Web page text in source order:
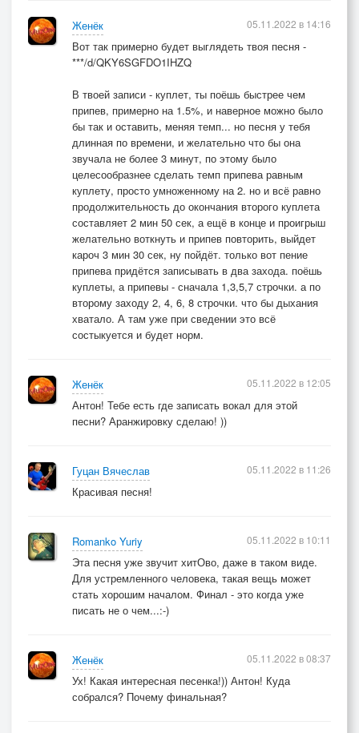
Женёк
Вот так примерно будет выглядеть твоя песня -
***/d/QKY6SGFDO1IHZQ
В твоей записи - куплет, ты поёшь быстрее чем
припев, примерно на 1.5%, и наверное можно было
бы так и оставить, меняя темп... но песня у тебя
длинная по времени, и желательно что бы она
звучала не более 3 минут, по этому было
целесообразнее сделать темп припева равным
куплету, просто умноженному на 2. но и всё равно
продолжительность до окончания второго куплета
составляет 2 мин 50 сек, а ещё в конце и проигрыш
желательно воткнуть и припев повторить, выйдет
кароч 3 мин 30 сек, ну пойдёт. только вот пение
припева придётся записывать в два захода. поёшь
куплеты, а припевы - сначала 1,3,5,7 строчки. а по
второму заходу 2, 4, 6, 8 строчки. что бы дыхания
хватало. А там уже при сведении это всё
состыкуется и будет норм.
05.11.2022 в 14:16
Женёк
Антон! Тебе есть где записать вокал для этой
песни? Аранжировку сделаю! ))
05.11.2022 в 12:05
Гуцан Вячеслав
Красивая песня!
05.11.2022 в 11:26
Romanko Yuriy
Эта песня уже звучит хитОво, даже в таком виде.
Для устремленного человека, такая вещь может
стать хорошим началом. Финал - это когда уже
писать не о чем...:-)
05.11.2022 в 10:11
Женёк
Ух! Какая интересная песенка!)) Антон! Куда
собрался? Почему финальная?
05.11.2022 в 08:37